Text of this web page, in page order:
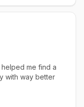
helped me find a
with way better